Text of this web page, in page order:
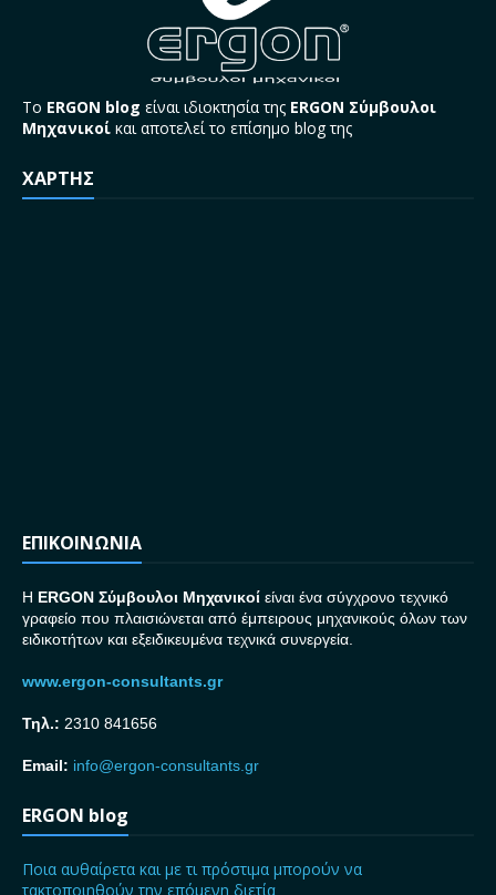
Το ERGON blog είναι ιδιοκτησία της ERGON Σύμβουλοι
Μηχανικοί και αποτελεί το επίσημο blog της
ΧΑΡΤΗΣ
ΕΠΙΚΟΙΝΩΝΙΑ
H ERGON Σύμβουλοι Μηχανικοί είναι ένα σύγχρονο τεχνικό
γραφείο που πλαισιώνεται από έμπειρους μηχανικούς όλων των
ειδικοτήτων και εξειδικευμένα τεχνικά συνεργεία.
www.ergon-consultants.gr
Τηλ.: 2310 841656
Email: info@ergon-consultants.gr
ERGON blog
Ποια αυθαίρετα και με τι πρόστιμα μπορούν να
τακτοποιηθούν την επόμενη διετία